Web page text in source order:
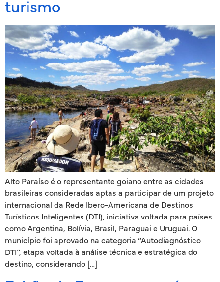
turismo
Alto Paraíso é o representante goiano entre as cidades
brasileiras consideradas aptas a participar de um projeto
internacional da Rede Ibero-Americana de Destinos
Turísticos Inteligentes (DTI), iniciativa voltada para países
como Argentina, Bolívia, Brasil, Paraguai e Uruguai. O
município foi aprovado na categoria “Autodiagnóstico
DTI”, etapa voltada à análise técnica e estratégica do
destino, considerando […]